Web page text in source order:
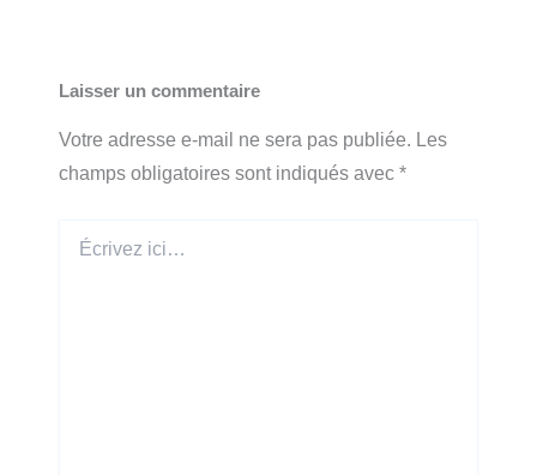
Laisser un commentaire
Votre adresse e-mail ne sera pas publiée. Les
champs obligatoires sont indiqués avec *
ici…